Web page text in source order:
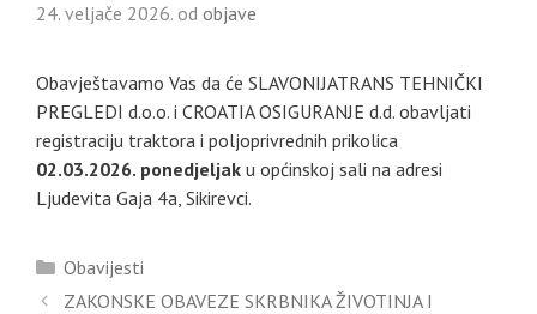
24. veljače 2026. od objave
Obavještavamo Vas da će SLAVONIJATRANS TEHNIČKI
PREGLEDI d.o.o. i CROATIA OSIGURANJE d.d. obavljati
registraciju traktora i poljoprivrednih prikolica
02.03.2026. ponedjeljak u općinskoj sali na adresi
Ljudevita Gaja 4a, Sikirevci.
Kategorije
Obavijesti
ZAKONSKE OBAVEZE SKRBNIKA ŽIVOTINJA I